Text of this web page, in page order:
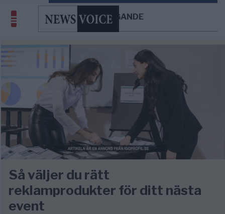
FÖRETAGANDE
Så väljer du rätt
reklamprodukter för ditt nästa
event